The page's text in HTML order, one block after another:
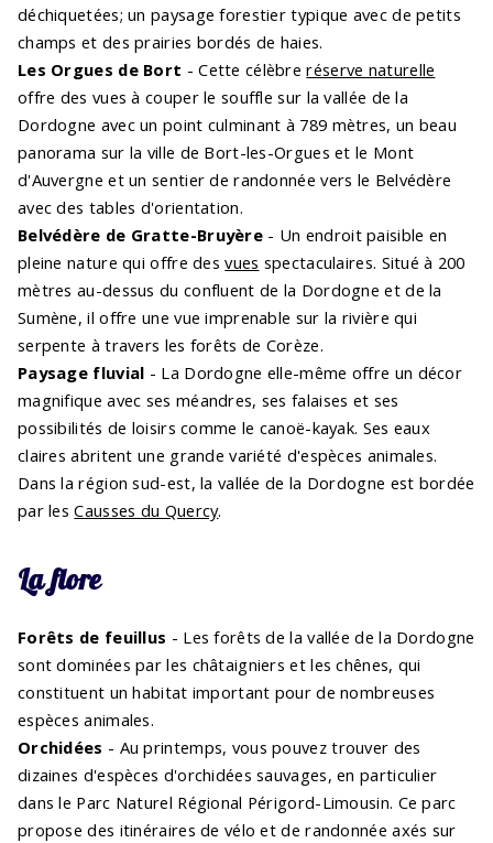
déchiquetées; un paysage forestier typique avec de petits
champs et des prairies bordés de haies.
Les Orgues de Bort - Cette célèbreréserve naturelle
offre des vues à couper le souffle sur la vallée de la
Dordogne avec un point culminant à 789 mètres, un beau
panorama sur la ville de Bort-les-Orgues et le Mont
d'Auvergne et un sentier de randonnée vers le Belvédère
avec des tables d'orientation.
Belvédère de Gratte-Bruyère - Un endroit paisible en
pleine nature qui offre desvues spectaculaires. Situé à 200
mètres au-dessus du confluent de la Dordogne et de la
Sumène, il offre une vue imprenable sur la rivière qui
serpente à travers les forêts de Corèze.
Paysage fluvial - La Dordogne elle-même offre un décor
magnifique avec ses méandres, ses falaises et ses
possibilités de loisirs comme le canoë-kayak. Ses eaux
claires abritent une grande variété d'espèces animales.
Dans la région sud-est, la vallée de la Dordogne est bordée
par lesCausses du Quercy.
La flore
Forêts de feuillus - Les forêts de la vallée de la Dordogne
sont dominées par les châtaigniers et les chênes, qui
constituent un habitat important pour de nombreuses
espèces animales.
Orchidées - Au printemps, vous pouvez trouver des
dizaines d'espèces d'orchidées sauvages, en particulier
dans le Parc Naturel Régional Périgord-Limousin. Ce parc
propose des itinéraires de vélo et de randonnée axés sur